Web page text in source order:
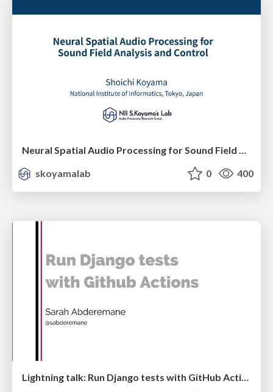
skoyamalab
0 400
Lightning talk: Run Django tests with GitHub Actions